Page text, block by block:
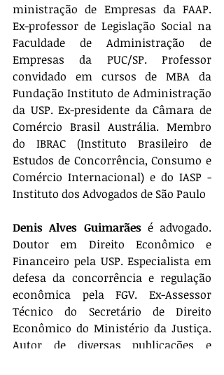
ministração de Empresas da FAAP.
Ex-professor de Legislação Social na
Faculdade de Administração de
Empresas da PUC/SP. Professor
convidado em cursos de MBA da
Fundação Instituto de Administração
da USP. Ex-presidente da Câmara de
Comércio Brasil Austrália. Membro
do IBRAC (Instituto Brasileiro de
Estudos de Concorrência, Consumo e
Comércio Internacional) e do IASP -
Instituto dos Advogados de São Paulo
Denis Alves Guimarães é advogado.
Doutor em Direito Econômico e
Financeiro pela USP. Especialista em
defesa da concorrência e regulação
econômica pela FGV. Ex-Assessor
Técnico do Secretário de Direito
Econômico do Ministério da Justiça.
Autor de diversas publicações e